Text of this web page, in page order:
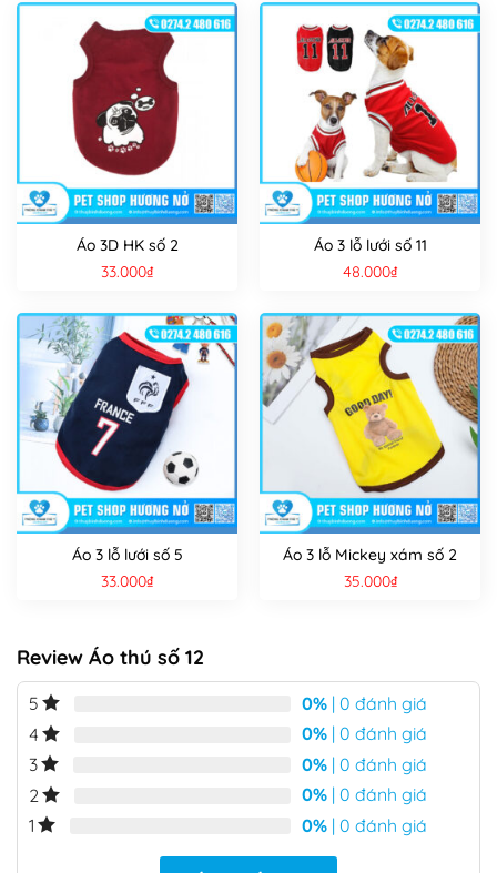
Áo 3D HK số 2
33.000₫
Áo 3 lỗ lưới số 11
48.000₫
Áo 3 lỗ lưới số 5
33.000₫
Áo 3 lỗ Mickey xám số 2
35.000₫
Review Áo thú số 12
5 0% | 0 đánh giá
4
0% | 0 đánh giá
3
0% | 0 đánh giá
2
0% | 0 đánh giá
1
0% | 0 đánh giá